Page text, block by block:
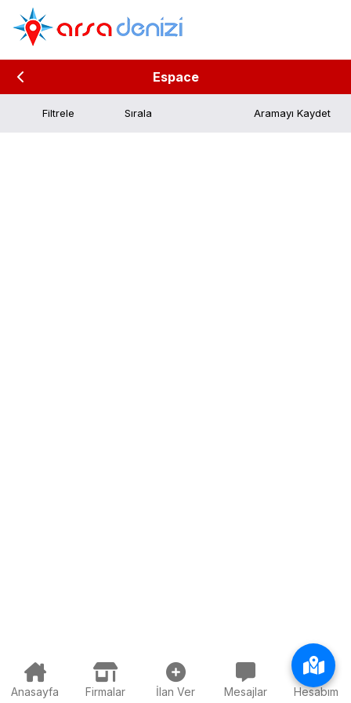
Espace
Filtrele Aramayı Kaydet
Anasayfa Firmalar İlan Ver Mesajlar Hesabım